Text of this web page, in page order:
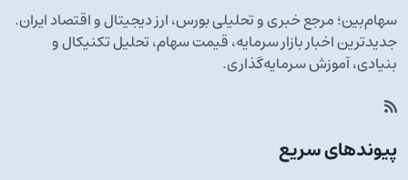
سهام‌بین؛ مرجع خبری و تحلیلی بورس، ارز دیجیتال و اقتصاد ایران.
جدیدترین اخبار بازار سرمایه، قیمت سهام، تحلیل تکنیکال و
بنیادی، آموزش سرمایه‌گذاری.
پیوندهای سریع